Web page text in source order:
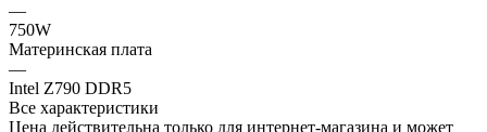
—
750W
Материнская плата
—
Intel Z790 DDR5
Все характеристики
Цена действительна только для интернет-магазина и может